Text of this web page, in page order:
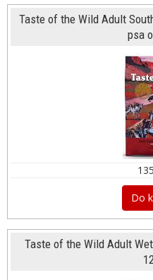
Taste of the Wild Adult
psa
Do
Taste of the Wild Adult